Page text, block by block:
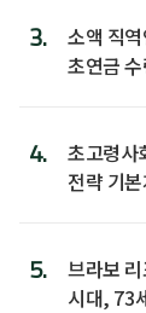
3.
소액 직
초연금
4.
초고령사
전략 기
5.
브라보
시대, 73